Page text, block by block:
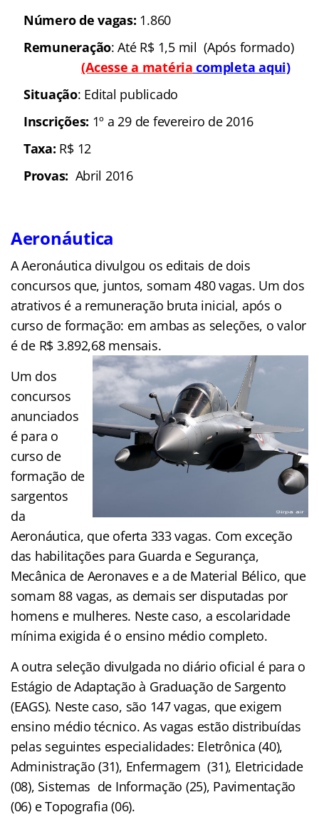
Número de vagas: 1.860
Remuneração: Até R$ 1,5 mil (Após formado)
(Acesse a matéria completa aqui)
Situação: Edital publicado
Inscrições: 1º a 29 de fevereiro de 2016
Taxa: R$ 12
Provas: Abril 2016
Aeronáutica
A Aeronáutica divulgou os editais de dois
concursos que, juntos, somam 480 vagas. Um dos
atrativos é a remuneração bruta inicial, após o
curso de formação: em ambas as seleções, o valor
é de R$ 3.892,68 mensais.
Um dos
concursos
anunciados
é para o
curso de
formação de
sargentos
da
Aeronáutica, que oferta 333 vagas. Com exceção
das habilitações para Guarda e Segurança,
Mecânica de Aeronaves e a de Material Bélico, que
somam 88 vagas, as demais ser disputadas por
homens e mulheres. Neste caso, a escolaridade
mínima exigida é o ensino médio completo.
A outra seleção divulgada no diário oficial é para o
Estágio de Adaptação à Graduação de Sargento
(EAGS). Neste caso, são 147 vagas, que exigem
ensino médio técnico. As vagas estão distribuídas
pelas seguintes especialidades: Eletrônica (40),
Administração (31), Enfermagem (31), Eletricidade
(08), Sistemas de Informação (25), Pavimentação
(06) e Topografia (06).